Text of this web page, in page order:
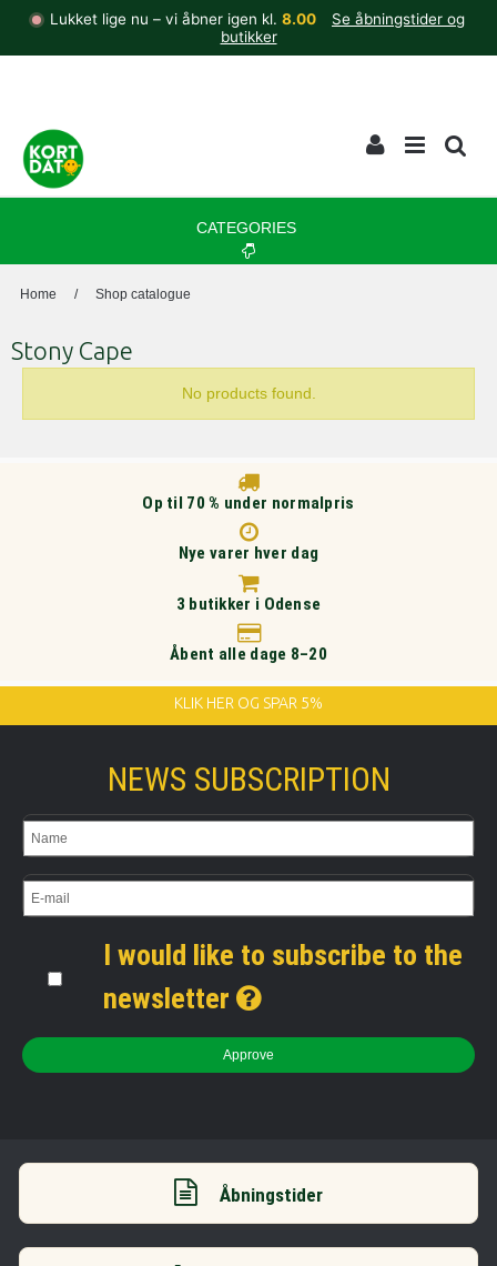
Lukket lige nu – vi åbner igen kl. 8.00
Se åbningstider og
butikker
CATEGORIES
Home / Shop catalogue
Stony Cape
No products found.
Op til 70 % under normalpris
Nye varer hver dag
3 butikker i Odense
Åbent alle dage 8–20
KLIK HER OG SPAR 5%
NEWS SUBSCRIPTION
I would like to subscribe to the
newsletter
Approve
Åbningstider